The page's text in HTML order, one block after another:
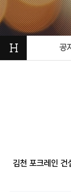
H 공
김천 포크레인 건